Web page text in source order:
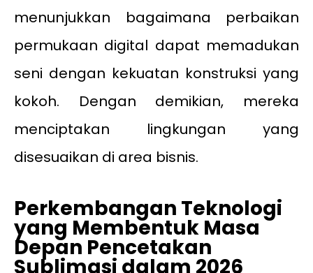
menunjukkan bagaimana perbaikan
permukaan digital dapat memadukan
seni dengan kekuatan konstruksi yang
kokoh. Dengan demikian, mereka
menciptakan lingkungan yang
disesuaikan di area bisnis.
Perkembangan Teknologi
yang Membentuk Masa
Depan Pencetakan
Sublimasi dalam 2026